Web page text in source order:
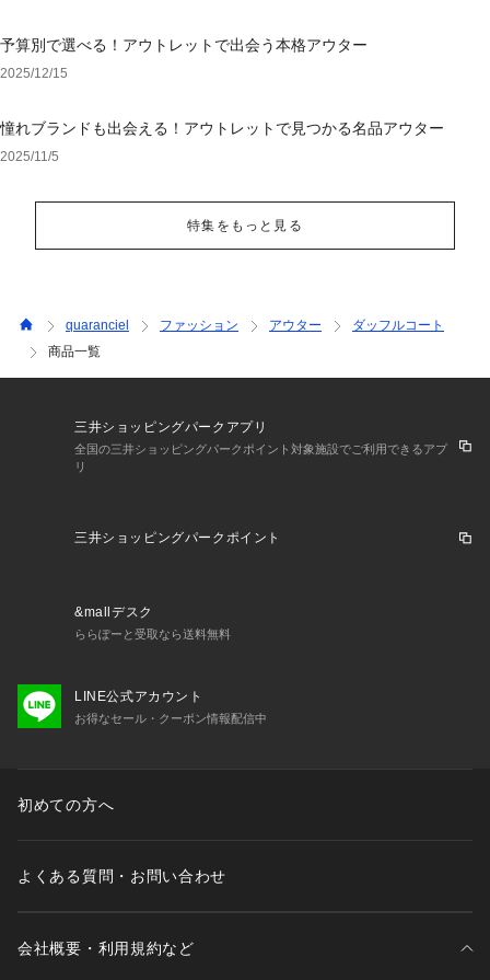
予算別で選べる！アウトレットで出会う本格アウター
2025/12/15
憧れブランドも出会える！アウトレットで見つかる名品アウター
2025/11/5
特集をもっと見る
quaranciel ファッション アウター
ダッフルコート
商品一覧
三井ショッピングパークアプリ
全国の三井ショッピングパークポイント対象施設でご利用できるアプ
リ
三井ショッピングパークポイント
&mallデスク
ららぽーと受取なら送料無料
LINE公式アカウント
お得なセール・クーポン情報配信中
初めての方へ
よくある質問・お問い合わせ
会社概要・利用規約など